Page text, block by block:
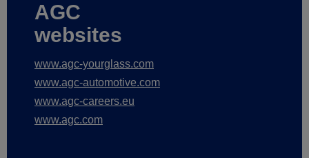
AGC
websites
www.agc-yourglass.com
www.agc-automotive.com
www.agc-careers.eu
www.agc.com